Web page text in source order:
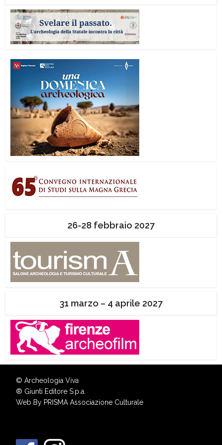
26-28 febbraio 2027
31 marzo – 4 aprile 2027
© Archeologia Viva
® Giunti Editore S.p.a.
Web By PRISMA Associazione Culturale